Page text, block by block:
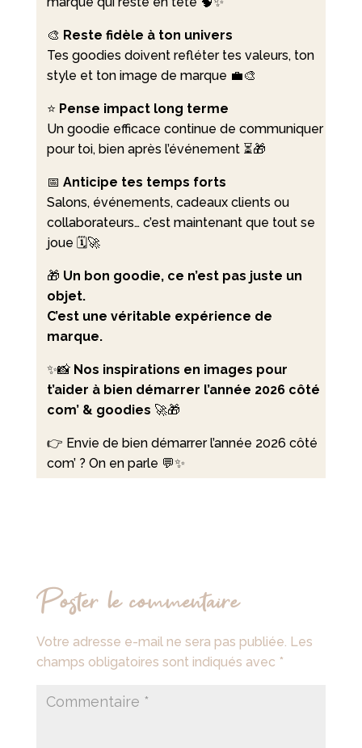
🎨 Reste fidèle à ton univers
Tes goodies doivent refléter tes valeurs, ton
style et ton image de marque 💼🎨
⭐ Pense impact long terme
Un goodie efficace continue de communiquer
pour toi, bien après l’événement ⏳🎁
📅 Anticipe tes temps forts
Salons, événements, cadeaux clients ou
collaborateurs… c’est maintenant que tout se
joue 🗓️🚀
🎁 Un bon goodie, ce n’est pas juste un
objet.
C’est une véritable expérience de
marque.
✨📸 Nos inspirations en images pour
t’aider à bien démarrer l’année 2026 côté
com’ & goodies 🚀🎁
👉 Envie de bien démarrer l’année 2026 côté
com’ ? On en parle 💬✨
Poster le commentaire
Votre adresse e-mail ne sera pas publiée. Les
champs obligatoires sont indiqués avec *